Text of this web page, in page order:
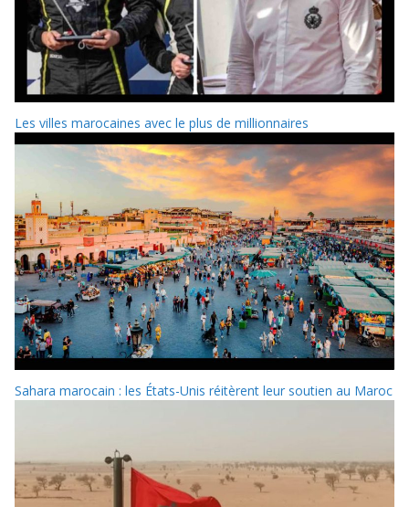
Les villes marocaines avec le plus de millionnaires
Sahara marocain : les États-Unis réitèrent leur soutien au Maroc